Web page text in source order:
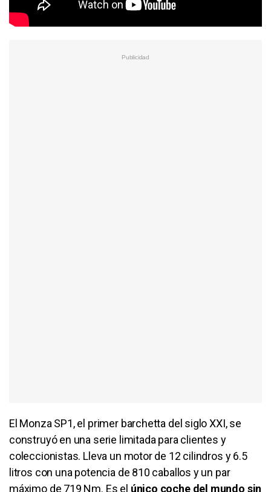
El Monza SP1, el primer barchetta del siglo XXI, se
construyó en una serie limitada para clientes y
coleccionistas. Lleva un motor de 12 cilindros y 6.5
litros con una potencia de 810 caballos y un par
máximo de 719 Nm. Es el único coche del mundo sin